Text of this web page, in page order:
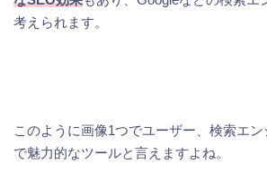
考えられます。
このように画像1つでユーザー、検索エ
で魅力的なツールと言えますよね。